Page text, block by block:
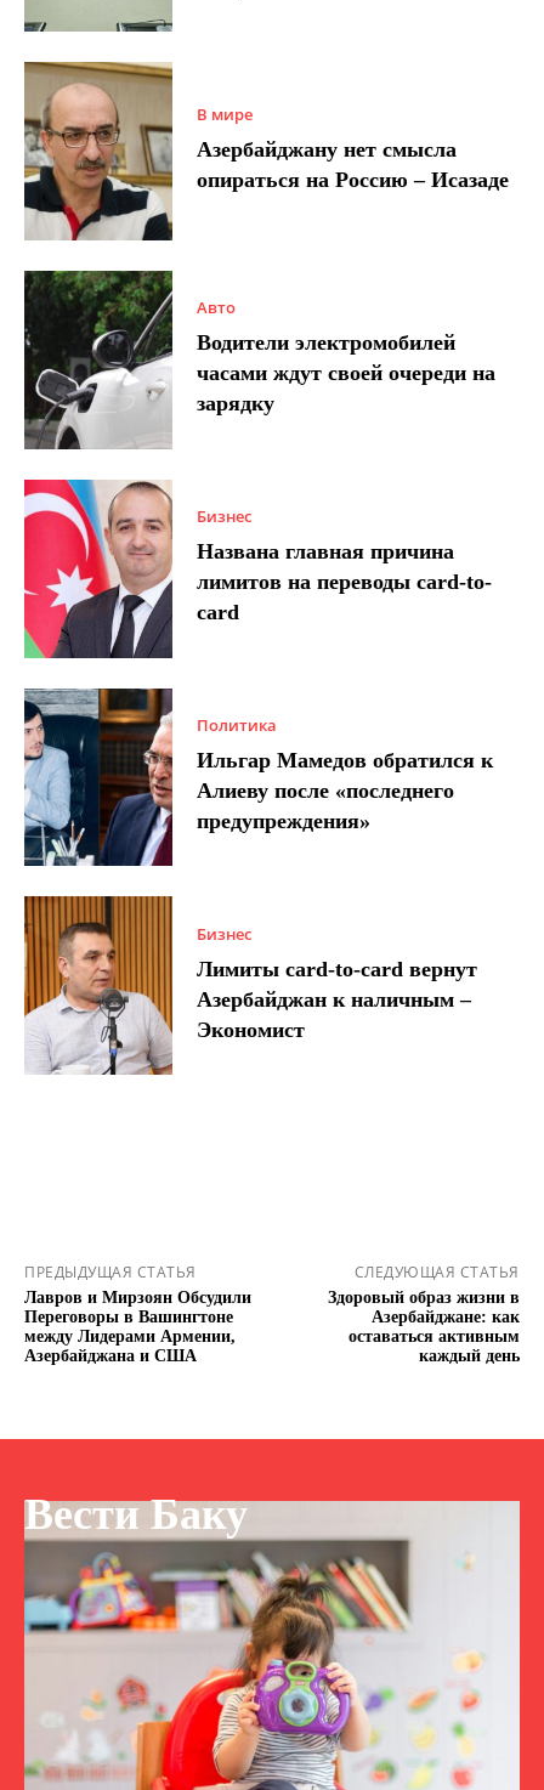
В мире
Азербайджану нет смысла
опираться на Россию – Исазаде
Авто
Водители электромобилей
часами ждут своей очереди на
зарядку
Бизнес
Названа главная причина
лимитов на переводы card-to-
card
Политика
Ильгар Мамедов обратился к
Алиеву после «последнего
предупреждения»
Бизнес
Лимиты card-to-card вернут
Азербайджан к наличным –
Экономист
ПРЕДЫДУЩАЯ СТАТЬЯ
Лавров и Мирзоян Обсудили
Переговоры в Вашингтоне
между Лидерами Армении,
Азербайджана и США
СЛЕДУЮЩАЯ СТАТЬЯ
Здоровый образ жизни в
Азербайджане: как
оставаться активным
каждый день
Вести Баку